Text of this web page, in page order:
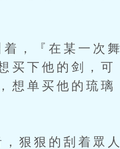
，『在某一次舞
买下他的剑，可
想单买他的琉璃
狠狠的刮着眾人